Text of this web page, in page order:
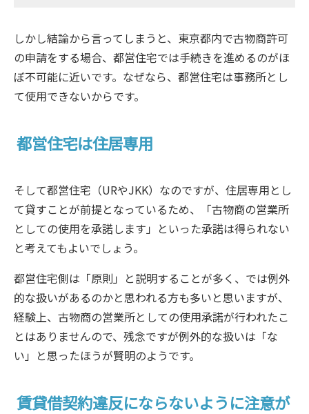
しかし結論から言ってしまうと、東京都内で古物商許可
の申請をする場合、都営住宅では手続きを進めるのがほ
ぼ不可能に近いです。なぜなら、都営住宅は事務所とし
て使用できないからです。
都営住宅は住居専用
そして都営住宅（URやJKK）なのですが、住居専用とし
て貸すことが前提となっているため、「古物商の営業所
としての使用を承諾します」といった承諾は得られない
と考えてもよいでしょう。
都営住宅側は「原則」と説明することが多く、では例外
的な扱いがあるのかと思われる方も多いと思いますが、
経験上、古物商の営業所としての使用承諾が行われたこ
とはありませんので、残念ですが例外的な扱いは「な
い」と思ったほうが賢明のようです。
賃貸借契約違反にならないように注意が